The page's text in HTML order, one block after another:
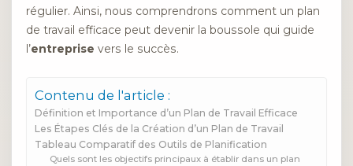
régulier. Ainsi, nous comprendrons comment un plan
de travail efficace peut devenir la boussole qui guide
l’entreprise vers le succès.
Contenu de l'article :
Définition et Importance d’un Plan de Travail Efficace
Les Étapes Clés de la Création d’un Plan de Travail
Tableau Comparatif des Outils de Planification
Quels sont les objectifs principaux à établir dans un plan